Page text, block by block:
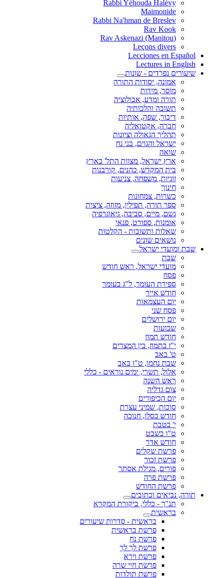
Rabbi Yéhouda Halévy
Maimonide
Rabbi Na'hman de Breslev
Rav Kook
(Rav Askenazi (Manitou
Leçons divers
Lecciones en Español
Lectures in English
שיעורים נפרדים - שונות
אמונה, יסודות התורה
מוסר, מידות
תורה ומדע, אבולוציה
תשובה והלכותיה
דיבור, שפה, אותיות
חברה, אקטואליה
תהליך הגאולה וציונות
ישראל והגוים, בני נח
שואה
ארץ ישראל, מצוות התל' בארץ
בית המקדש, כהנים, קורבנות
זוגיות, משפחה, צניעות
חינוך
כשרות, צמחונות
ספר תורה, תפילין, מזוזה, ציצית
גשם, מיים, סביבה, גיאוגרפיה
אומנות, ספורט, פנאי
שאלות ותשובות - הקלטות
נושאים שונים
שבת ומועדי ישראל
שבת
מועדי ישראל, ראש חודש
פסח
ספירת העומר, ל"ג בעומר
חודש אייר
יום העצמאות
פסח שני
יום ירושלים
שבועות
חודש תמוז
י"ז בתמוז, בין המצרים
ט' באב
שבת נחמו, ט"ו באב
אלול, תשרי, ימים נוראים - כללי
ראש השנה
צום גדליה
יום הכיפורים
סוכות, שמיני עצרת
חודש כסלו, חנוכה
י' בטבת
ט"ו בשבט
חודש אדר
פרשת שקלים
פרשת זכור
פורים, מגילת אסתר
פרשת פרה
פרשת החודש
תורה, נביאים וכתובים
תנ"ך - כללי, ביקורת המקרא
בראשית
בראשית - סדרות שיעורים
פרשת בראשית
פרשת נח
פרשת לך לך
פרשת וירא
פרשת חיי שרה
פרשת תולדות